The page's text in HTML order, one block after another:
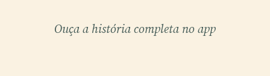
Ouça a história completa no app